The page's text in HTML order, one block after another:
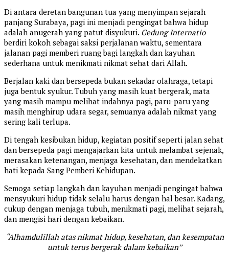
Di antara deretan bangunan tua yang menyimpan sejarah
panjang Surabaya, pagi ini menjadi pengingat bahwa hidup
adalah anugerah yang patut disyukuri. Gedung Internatio
berdiri kokoh sebagai saksi perjalanan waktu, sementara
jalanan pagi memberi ruang bagi langkah dan kayuhan
sederhana untuk menikmati nikmat sehat dari Allah.
Berjalan kaki dan bersepeda bukan sekadar olahraga, tetapi
juga bentuk syukur. Tubuh yang masih kuat bergerak, mata
yang masih mampu melihat indahnya pagi, paru-paru yang
masih menghirup udara segar, semuanya adalah nikmat yang
sering kali terlupa.
Di tengah kesibukan hidup, kegiatan positif seperti jalan sehat
dan bersepeda pagi mengajarkan kita untuk melambat sejenak,
merasakan ketenangan, menjaga kesehatan, dan mendekatkan
hati kepada Sang Pemberi Kehidupan.
Semoga setiap langkah dan kayuhan menjadi pengingat bahwa
mensyukuri hidup tidak selalu harus dengan hal besar. Kadang,
cukup dengan menjaga tubuh, menikmati pagi, melihat sejarah,
dan mengisi hari dengan kebaikan.
“Alhamdulillah atas nikmat hidup, kesehatan, dan kesempatan
untuk terus bergerak dalam kebaikan”